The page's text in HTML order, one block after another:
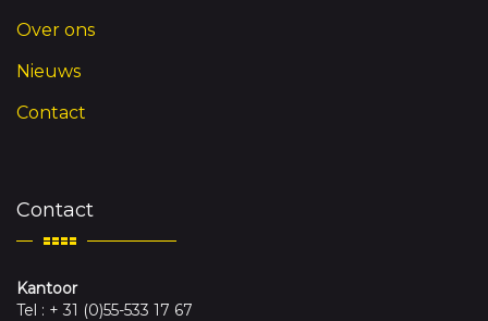
Over ons
Nieuws
Contact
Contact
Kantoor
Tel : + 31 (0)55-533 17 67